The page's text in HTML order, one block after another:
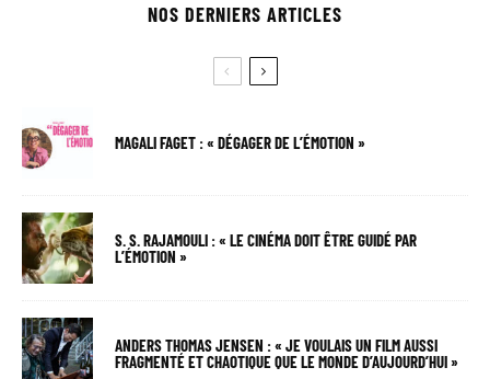
NOS DERNIERS ARTICLES
MAGALI FAGET : « DÉGAGER DE L’ÉMOTION »
S. S. RAJAMOULI : « LE CINÉMA DOIT ÊTRE GUIDÉ PAR
L’ÉMOTION »
ANDERS THOMAS JENSEN : « JE VOULAIS UN FILM AUSSI
FRAGMENTÉ ET CHAOTIQUE QUE LE MONDE D’AUJOURD’HUI »